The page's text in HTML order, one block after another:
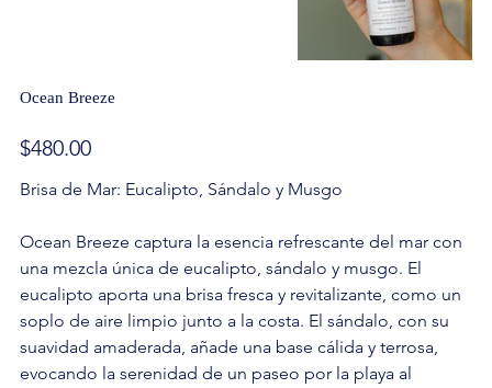
Ocean Breeze
Precio
$480.00
Brisa de Mar: Eucalipto, Sándalo y Musgo
Ocean Breeze captura la esencia refrescante del mar con
una mezcla única de eucalipto, sándalo y musgo. El
eucalipto aporta una brisa fresca y revitalizante, como un
soplo de aire limpio junto a la costa. El sándalo, con su
suavidad amaderada, añade una base cálida y terrosa,
evocando la serenidad de un paseo por la playa al